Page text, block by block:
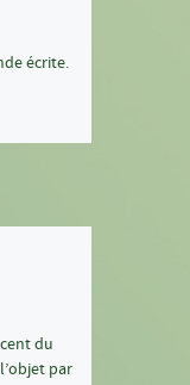
écrite.
du
par